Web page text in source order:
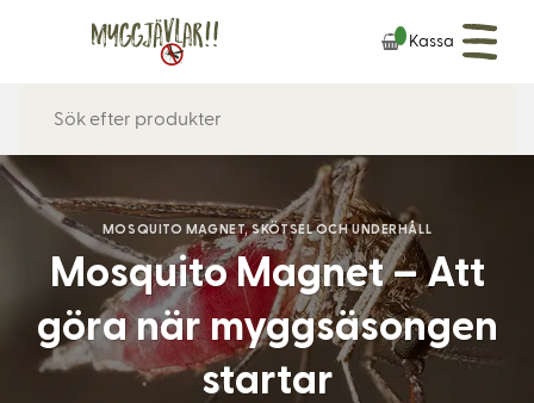
Kassa
MOSQUITO MAGNET,SKÖTSEL OCH UNDERHÅLL
Mosquito Magnet – Att
göra när myggsäsongen
startar